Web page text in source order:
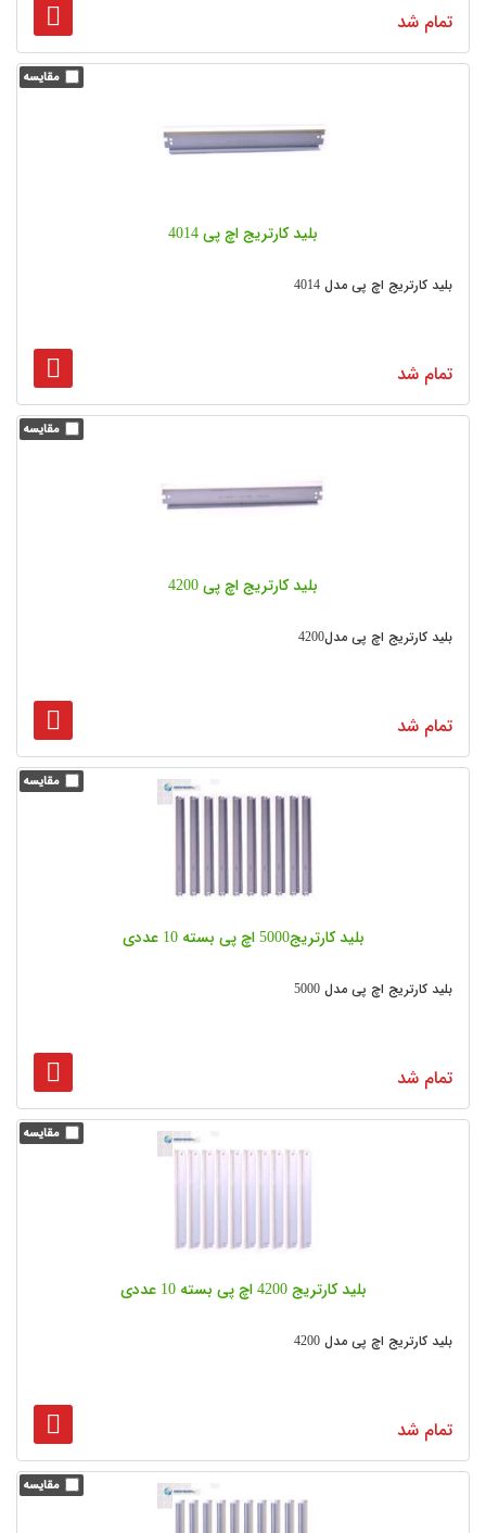
تمام شد
بلید کارتریج اچ پی 4014
بلید کارتریج اچ پی مدل 4014
تمام شد
بلید کارتریج اچ پی 4200
بلید کارتریج اچ پی مدل4200
تمام شد
بلید کارتریج5000 اچ پی بسته 10 عددی
بلید کارتریج اچ پی مدل 5000
تمام شد
بلید کارتریج 4200 اچ پی بسته 10 عددی
بلید کارتریج اچ پی مدل 4200
تمام شد